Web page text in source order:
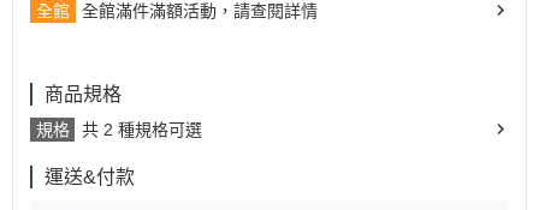
全館 全館滿件滿額活動，請查閱詳情
商品規格
規格 共 2 種規格可選
運送&付款